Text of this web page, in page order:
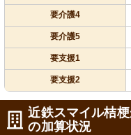
要介護4
要介護5
要支援1
要支援2
近鉄スマイル桔
の加算状況